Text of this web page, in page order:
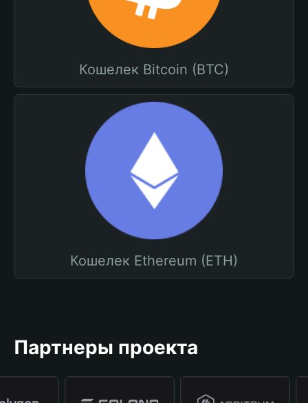
Кошелек Bitcoin (BTC)
Кошелек Ethereum (ETH)
Партнеры проекта